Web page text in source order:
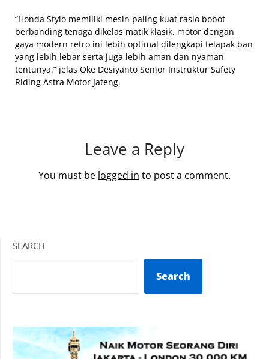
“Honda Stylo memiliki mesin paling kuat rasio bobot
berbanding tenaga dikelas matik klasik, motor dengan
gaya modern retro ini lebih optimal dilengkapi telapak ban
yang lebih lebar serta juga lebih aman dan nyaman
tentunya,” jelas Oke Desiyanto Senior Instruktur Safety
Riding Astra Motor Jateng.
Leave a Reply
You must be logged in to post a comment.
SEARCH
Search